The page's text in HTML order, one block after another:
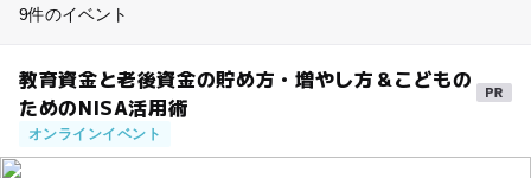
9件のイベント
教育資金と老後資金の貯め方・増やし方＆こどもの
ためのNISA活用術
オンラインイベント